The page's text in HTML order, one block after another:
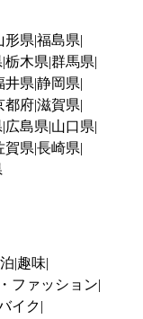
形県 福島県
栃木県 群馬県
井県 静岡県
都府滋賀県
広島県 山口県
賀県 長崎県
趣味
ファッション
イク